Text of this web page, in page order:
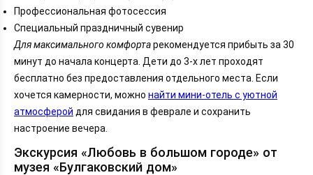
Профессиональная фотосессия
Специальный праздничный сувенир
Для максимального комфортарекомендуется прибыть за 30
минут до начала концерта. Дети до 3-х лет проходят
бесплатно без предоставления отдельного места. Если
хочется камерности, можно найти мини-отель с уютной
атмосферой для свидания в феврале и сохранить
настроение вечера.
Экскурсия «Любовь в большом городе» от
музея «Булгаковский дом»